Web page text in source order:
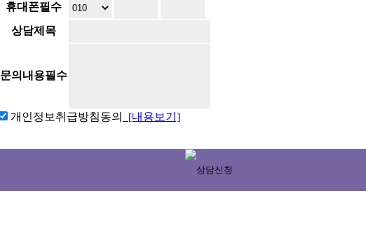
휴대폰필수
상담제목
문의내용필수
개인정보취급방침동의 [내용보기]